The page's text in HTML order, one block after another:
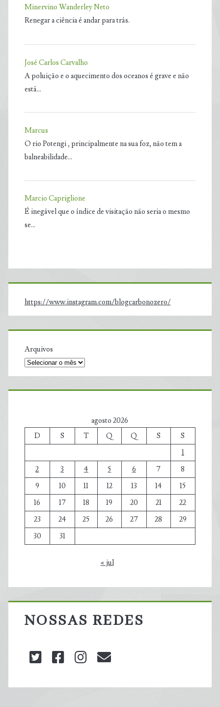
Minervino Wanderley Neto
Renegar a ciência é andar para trás.
José Carlos Carvalho
A poluição e o aquecimento dos oceanos é grave e não
está…
Marcus
O rio Potengi , principalmente na sua foz, não tem a
balneabilidade…
Marcio Capriglione
É inegável que o índice de visitação não seria o mesmo
se…
https://www.instagram.com/blogcarbonozero/
Arquivos
agosto 2026
D
S T Q Q S
S
1
2
3 4 5 6 7
8
9
10 11 12 13 14
15
16
17 18 19 20 21
22
23
24 25 26 27 28
29
30
31
« jul
NOSSAS REDES
twitterfacebookinstagram